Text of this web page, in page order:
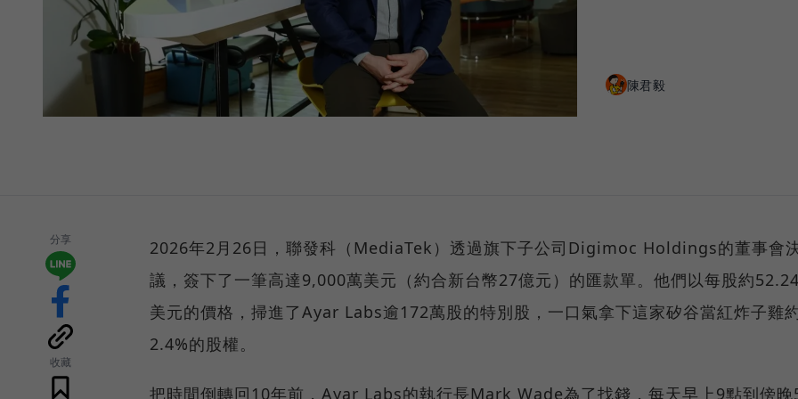
陳君毅
分享
收藏
2026年2月26日，聯發科（MediaTek）透過旗下子公司Digimoc Holdings的董事會
議，簽下了一筆高達9,000萬美元（約合新台幣27億元）的匯款單。他們以每股約52.24
美元的價格，掃進了Ayar Labs逾172萬股的特別股，一口氣拿下這家矽谷當紅炸子雞
2.4%的股權。
把時間倒轉回10年前，Ayar Labs的執行長Mark Wade為了找錢，每天早上9點到傍晚